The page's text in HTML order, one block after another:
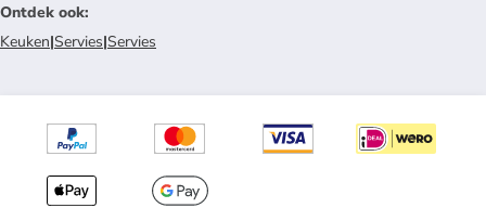
Ontdek ook:
Keuken|Servies|Servies